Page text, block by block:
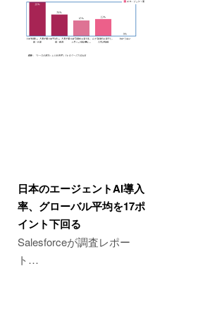
日本のエージェントAI導入
率、グローバル平均を17ポ
イント下回る
Salesforceが調査レポー
ト…